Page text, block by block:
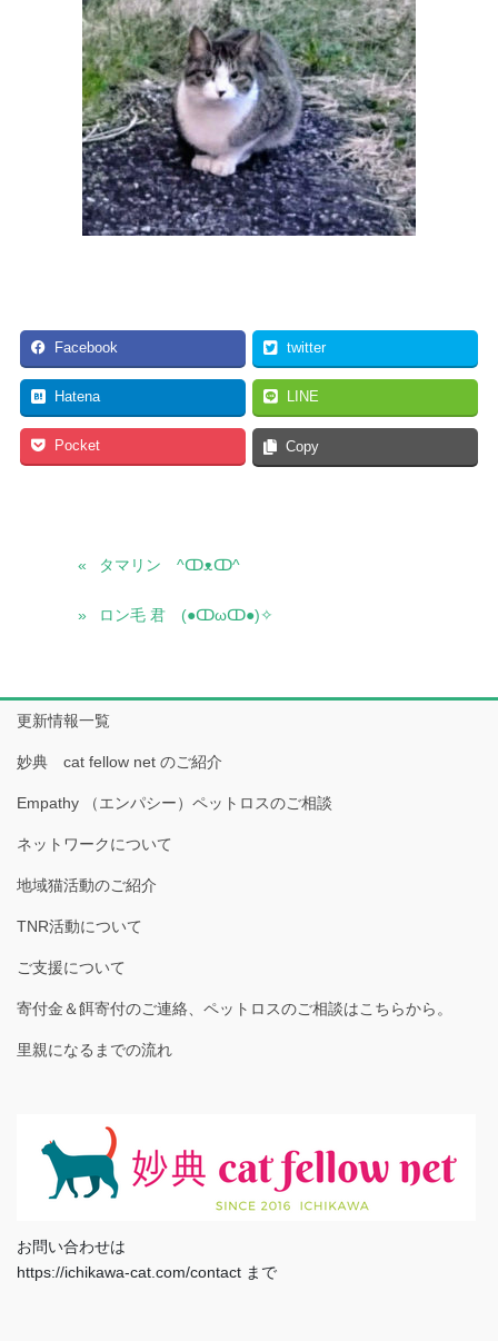
Facebook twitter
Hatena LINE
Pocket Copy
タマリン ^ↀᴥↀ^
ロン毛 君 (●ↀωↀ●)✧
更新情報一覧
妙典 cat fellow net のご紹介
Empathy （エンパシー）ペットロスのご相談
ネットワークについて
地域猫活動のご紹介
TNR活動について
ご支援について
寄付金＆餌寄付のご連絡、ペットロスのご相談はこちらから。
里親になるまでの流れ
お問い合わせは
https://ichikawa-cat.com/contact まで